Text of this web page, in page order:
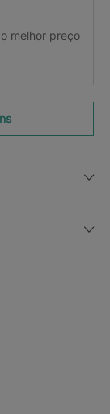
melhor preço